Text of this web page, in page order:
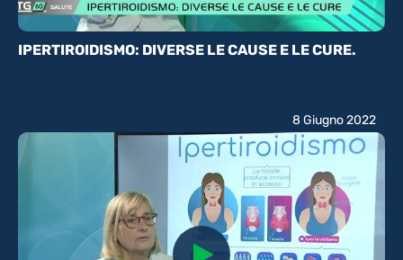
IPERTIROIDISMO: DIVERSE LE CAUSE E LE CURE.
8 Giugno 2022